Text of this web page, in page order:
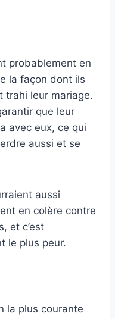
probablement en
la façon dont ils
trahi leur mariage.
que leur
avec eux, ce qui
aussi et se
aussi
en colère contre
et c’est
le plus peur.
la plus courante